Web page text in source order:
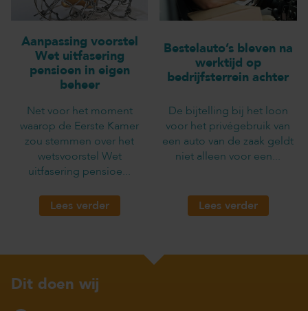
Aanpassing voorstel
Wet uitfasering
pensioen in eigen
beheer
Net voor het moment
waarop de Eerste Kamer
zou stemmen over het
wetsvoorstel Wet
uitfasering pensioe...
Lees verder
Bestelauto’s bleven na
werktijd op
bedrijfsterrein achter
De bijtelling bij het loon
voor het privégebruik van
een auto van de zaak geldt
niet alleen voor een...
Lees verder
Dit doen wij